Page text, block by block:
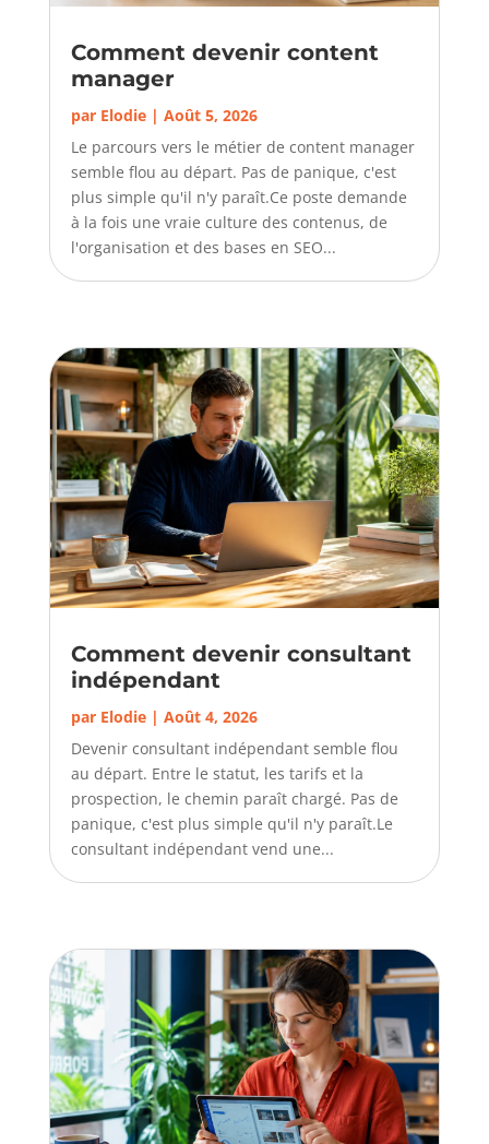
Comment devenir content
manager
par Elodie| Août 5, 2026
Le parcours vers le métier de content manager
semble flou au départ. Pas de panique, c'est
plus simple qu'il n'y paraît.Ce poste demande
à la fois une vraie culture des contenus, de
l'organisation et des bases en SEO...
Comment devenir consultant
indépendant
par Elodie| Août 4, 2026
Devenir consultant indépendant semble flou
au départ. Entre le statut, les tarifs et la
prospection, le chemin paraît chargé. Pas de
panique, c'est plus simple qu'il n'y paraît.Le
consultant indépendant vend une...